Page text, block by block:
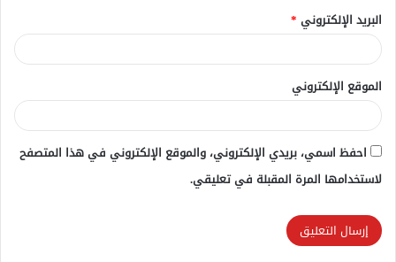
البريد الإلكتروني *
الموقع الإلكتروني
احفظ اسمي، بريدي الإلكتروني، والموقع الإلكتروني في هذا المتصفح
لاستخدامها المرة المقبلة في تعليقي.